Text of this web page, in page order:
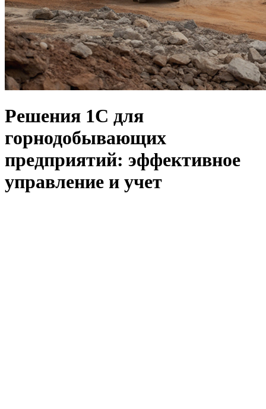
Решения 1С для
горнодобывающих
предприятий: эффективное
управление и учет